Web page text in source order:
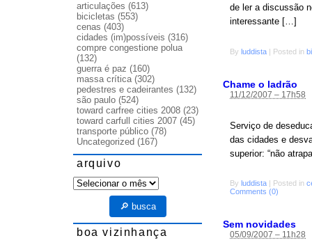
de ler a discussão
interessante […]
By luddista | Posted in
Chame o ladrão
11/12/2007 – 17h58
Serviço de
das cidades e
superior: “não
By luddista Posted in
Comments (0)
Sem novidades
05/09/2007 – 11h28
articulações (613)
bicicletas (553)
cenas (403)
cidades (im)possíveis (316)
compre congestione polua
(132)
guerra é paz (160)
massa crítica(302)
pedestres e cadeirantes (132)
são paulo (524)
toward carfree cities 2008 (23)
toward carfull cities 2007 (45)
transporte público (78)
Uncategorized (167)
arquivo
arquivo
🔎 busca
boa vizinhança